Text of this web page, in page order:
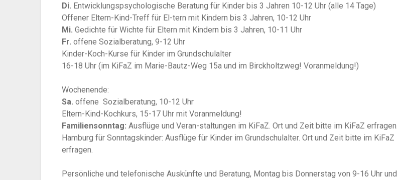
Di. Entwicklungspsychologische Beratung für Kinder bis 3 Jahren 10-12 Uhr (alle 14 Tage)
Offener Eltern-Kind-Treff für El-tern mit Kindern bis 3 Jahren, 10-12 Uhr
Mi.Gedichte für Wichte für Eltern mit Kindern bis 3 Jahren, 10-11 Uhr
Fr.offene Sozialberatung, 9-12 Uhr
Kinder-Koch-Kurse für Kinder im Grundschulalter
16-18 Uhr (im KiFaZ im Marie-Bautz-Weg 15a und im Birckholtzweg! Voranmeldung!)
Wochenende:
Sa.offene Sozialberatung, 10-12 Uhr
Eltern-Kind-Kochkurs, 15-17 Uhr mit Voranmeldung!
Familiensonntag: Ausflüge und Veran-staltungen im KiFaZ. Ort und Zeit bitte im KiFaZ erfragen.
Hamburg für Sonntagskinder: Ausflüge für Kinder im Grundschulalter. Ort und Zeit bitte im KiFaZ
erfragen.
Persönliche und telefonische Auskünfte und Beratung, Montag bis Donnerstag von 9-16 Uhr und